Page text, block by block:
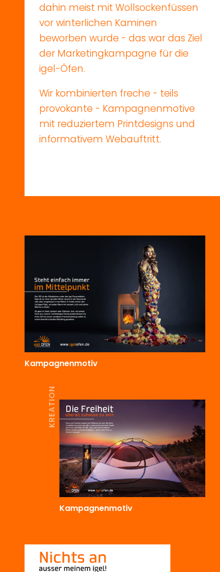
dahin meist mit Wollsockenfüssen
vorwinterlichen Kaminen
beworben wurde - das wardas Ziel
der Marketingkampagne fürdie
igel-Öfen.
Wir kombinierten freche - teils
provokante - Kampagnenmotive
mit reduziertem Printdesigns und
informativem Webauftritt.
Kampagnenmotiv
KREATION
Kampagnenmotiv